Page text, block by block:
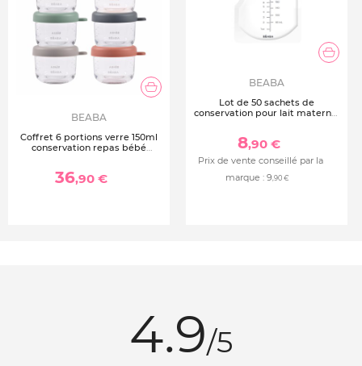
BEABA
Coffret 6 portions verre 150ml
conservation repas bébé
36,90 €
BEABA
Lot de 50 sachets de
conservation pour lait maternel
8,90 €
Prix de vente conseillé par la
marque : 9,90 €
4.9/5